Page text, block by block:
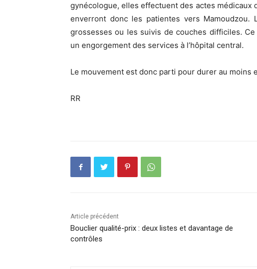
gynécologue, elles effectuent des actes médicaux
enverront donc les patientes vers
grossesses ou les suivis de couches difficiles.
un engorgement des services à l’hôpital central.
Le mouvement est donc parti pour durer au moins
RR
Article précédent
Bouclier qualité-prix : deux listes et davantage de
contrôles